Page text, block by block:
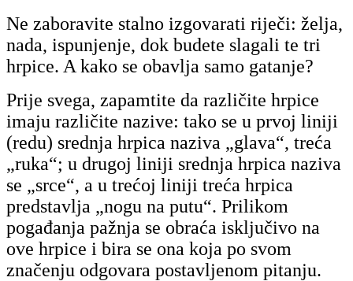
Ne zaboravite stalno izgovarati riječi: želja,
nada, ispunjenje, dok budete slagali te tri
hrpice. A kako se obavlja samo gatanje?
Prije svega, zapamtite da različite hrpice
imaju različite nazive: tako se u prvoj liniji
(redu) srednja hrpica naziva „glava“, treća
„ruka“; u drugoj liniji srednja hrpica naziva
se „srce“, a u trećoj liniji treća hrpica
predstavlja „nogu na putu“. Prilikom
pogađanja pažnja se obraća isključivo na
ove hrpice i bira se ona koja po svom
značenju odgovara postavljenom pitanju.